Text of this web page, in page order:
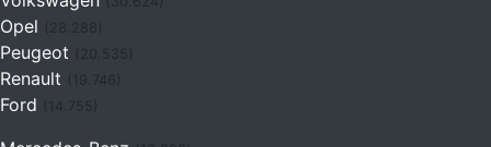
Opel
Peugeot
Renault (19.746)
Ford (14.755)